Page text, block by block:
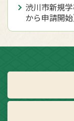
渋川市新規
から申請開始